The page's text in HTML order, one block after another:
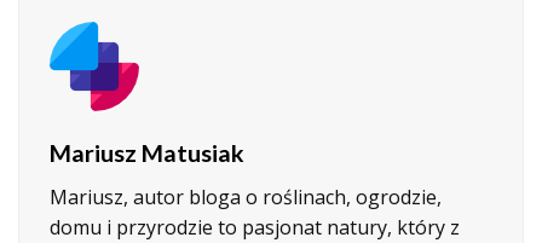
Mariusz Matusiak
Mariusz, autor bloga o roślinach, ogrodzie,
domu i przyrodzie to pasjonat natury, który z